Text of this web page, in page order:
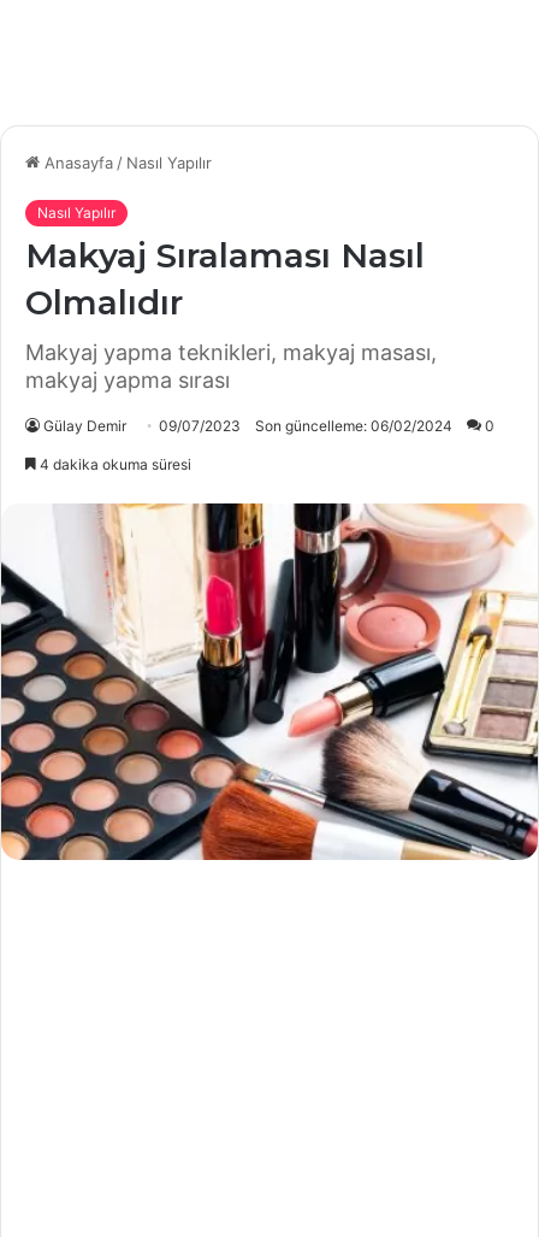
Anasayfa/ Nasıl Yapılır
Nasıl Yapılır
Makyaj Sıralaması Nasıl
Olmalıdır
Makyaj yapma teknikleri, makyaj masası,
makyaj yapma sırası
Gülay Demir 09/07/2023 Son güncelleme: 06/02/2024 0
4 dakika okuma süresi